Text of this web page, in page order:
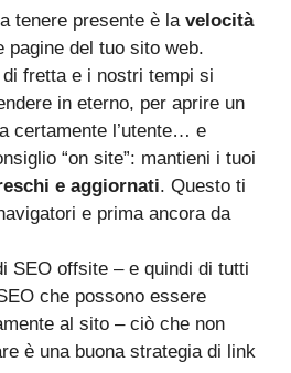
tenere presente è la velocità
pagine del tuo sito web.
fretta e i nostri tempi si
in eterno, per aprire un
certamente l’utente… e
“on site”: mantieni i tuoi
e aggiornati. Questo ti
e prima ancora da
SEO offsite – e quindi di tutti
che possono essere
al sito – ciò che non
è una buona strategia di link